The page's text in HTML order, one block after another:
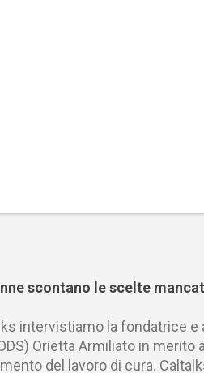
scontano le scelte
intervistiamo la fondatrice
Orietta Armiliato in merito
del lavoro di cura.